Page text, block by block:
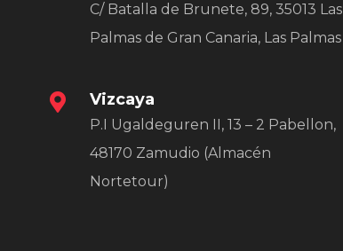
C/ Batalla de Brunete, 89, 35013 Las
Palmas de Gran Canaria, Las Palmas
Vizcaya
P.I Ugaldeguren II, 13 – 2 Pabellon,
48170 Zamudio (Almacén
Nortetour)